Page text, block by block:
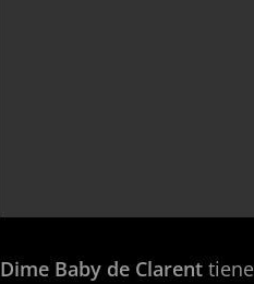
Dime Baby de Clarent